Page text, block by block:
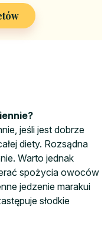
jeśli jest dobrze
diety. Rozsądna
Warto jednak
spożycia owoców
jedzenie marakui
słodkie